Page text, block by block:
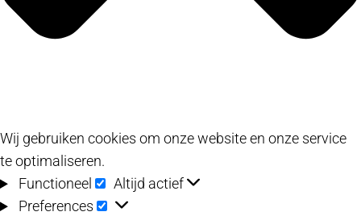
Wij gebruiken cookies om onze website en onze service
te optimaliseren.
Functioneel
Functioneel
Altijd actief
Preferences
Preferences